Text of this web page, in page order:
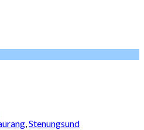
,Stenungsund